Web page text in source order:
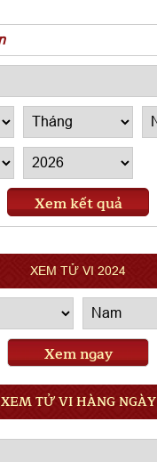
Xem kết quả
XEM TỬ VI 2024
Xem ngay
XEM TỬ VI HÀNG NGÀY